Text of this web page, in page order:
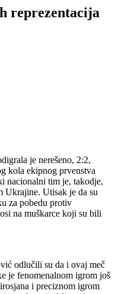
reprezentacija
je nerešeno, 2:2,
kola ekipnog prvenstva
nacionalni tim je, takodje,
Ukrajine. Utisak je da su
za pobedu protiv
na muškarce koji su bili
odlučili su da i ovaj meč
je fenomenalnom igrom još
i preciznom igrom